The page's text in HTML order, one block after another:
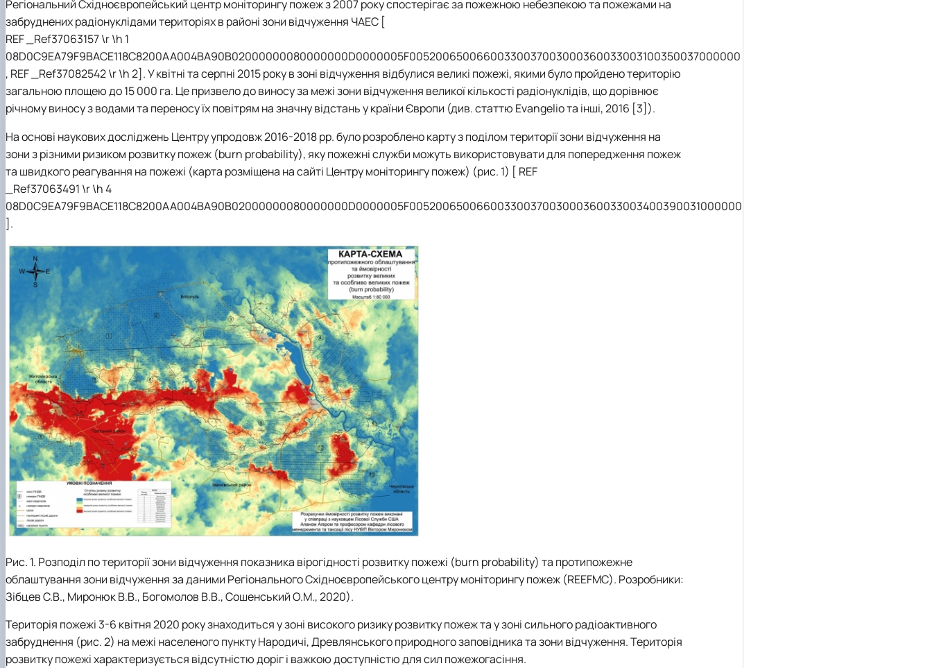
Faculty of Plant Protection, Biotechnology and Ecology
Prybrezhne Agrarian College
Zalishchyky Professional College named after Ye. Khraplivyi
Регіональний Східноєвропейський центр моніторингу пожеж з 2007 року спостерігає за пожежною небезпекою та пожежами на
забруднених радіонуклідами територіях в районі зони відчуження ЧАЕС [
REF _Ref37063157 \r \h 1
08D0C9EA79F9BACE118C8200AA004BA90B02000000080000000D0000005F00520065006600330037003000360033003100350037000000
, REF _Ref37082542 \r \h2]. Уквітні та серпні2015 року в зоні відчуження відбулися великі пожежі, якими було пройдено територію
загальною площею до 15 000 га. Це призвело до виносу за межі зони відчуження великої кількості радіонуклідів, що дорівнює
річному виносу з водами та переносу їх повітрям на значну відстань у країни Європи (див. статтю Evangelio та інші, 2016 [3]).
На основі наукових досліджень Центру упродовж 2016-2018 рр. було розроблено карту з поділом території зони відчуження на
зони з різними ризиком розвитку пожеж (burn probability), яку пожежні служби можуть використовувати для попередження пожеж
та швидкого реагування на пожежі (карта розміщена на сайті Центру моніторингу пожеж) (рис. 1) [ REF
_Ref37063491 \r \h4
08D0C9EA79F9BACE118C8200AA004BA90B02000000080000000D0000005F00520065006600330037003000360033003400390031000000
].
Рис. 1. Розподіл по території зони відчуження показника вірогідності розвитку пожежі (burn probability) та протипожежне
облаштування зони відчуження за даними Регіонального Східноєвропейського центру моніторингу пожеж (REEFMC). Розробники:
Зібцев С.В., Миронюк В.В., Богомолов В.В., Сошенський О.М., 2020).
Територія пожежі 3-6 квітня 2020 року знаходиться у зоні високого ризику розвитку пожеж та у зоні сильного радіоактивного
забруднення (рис. 2) на межі населеного пункту Народичі, Древлянського природного заповідника та зони відчуження. Територія
розвитку пожежі характеризується відсутністю доріг і важкою доступністю для сил пожежогасіння.